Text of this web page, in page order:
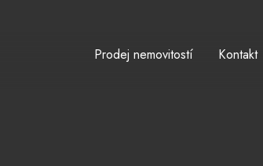
Prodej nemovitostí Kontakt